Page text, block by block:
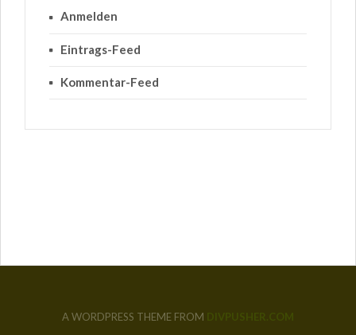
Anmelden
Eintrags-Feed
Kommentar-Feed
A WORDPRESS THEME FROM DIVPUSHER.COM